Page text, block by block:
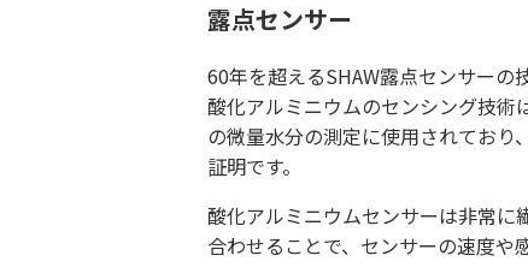
露点センサー
60年を超えるSHAW露点センサーの
酸化アルミニウムのセンシング技術
の微量水分の測定に使用されており
証明です。
酸化アルミニウムセンサーは非常に
合わせることで、センサーの速度や